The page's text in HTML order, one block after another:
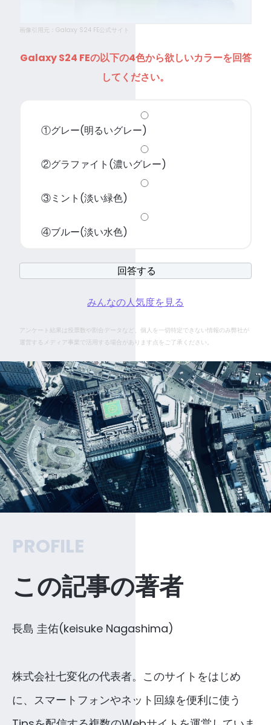
画像引用元：Galaxy S24 FE公式サイト
Galaxy S24 FEの以下の4色から欲しいカラーを回答
してください。
①グレー(明るいグレー)
②グラファイト(濃いグレー)
③ミント(淡い緑色)
④ブルー(淡い水色)
みんなの人気度を見る
アンケート結果は投票数や割合データなど、個人を一切特定できない情報のみ弊社が
運営するメディア事業で活用する場合があります点をご了承ください。
PROFILE
この記事の著者
長島 圭佑(keisuke Nagashima)
株式会社七変化の代表者。このサイトをはじめ
に、スマートフォンやネット回線を便利に使う